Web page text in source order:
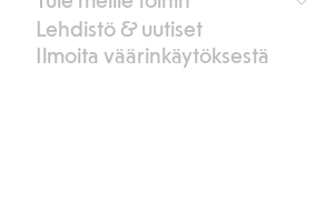
Kestävyystavoitteemme
Ilmasto & ympäristö
Sosiaalinen kestävyys
Toimittajat & tehtaat
Avoimet työpaikat
Työskentele myymälöissämme
Lehdistö & uutiset
Ilmoita väärinkäytöksestä